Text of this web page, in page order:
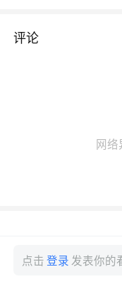
评论
网络
点击登录 发表你的